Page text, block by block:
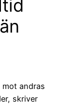
mot andras
skriver